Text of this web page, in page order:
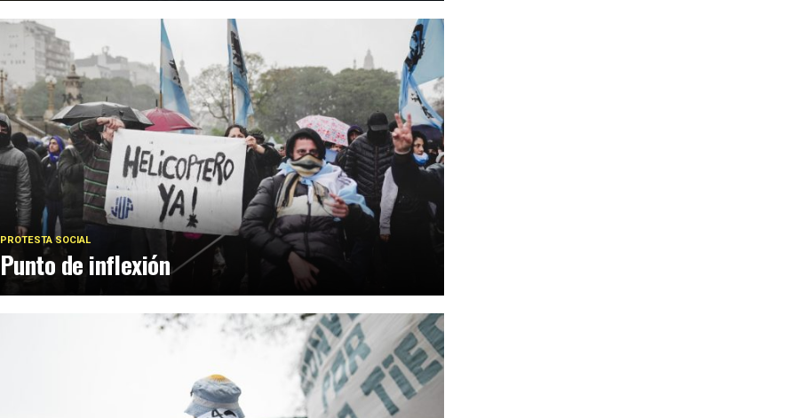
PROTESTA SOCIAL
Punto de inflexión